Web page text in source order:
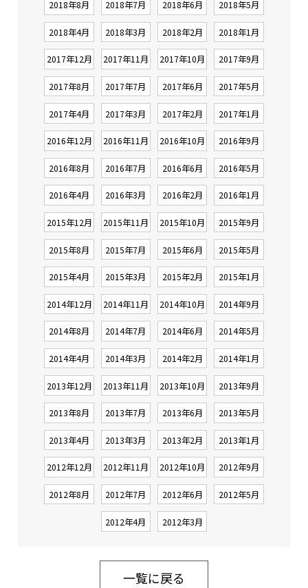
2018年8月 2018年7月 2018年6月 2018年5月
2018年4月 2018年3月 2018年2月 2018年1月
2017年12月 2017年11月 2017年10月 2017年9月
2017年8月 2017年7月 2017年6月 2017年5月
2017年4月 2017年3月 2017年2月 2017年1月
2016年12月 2016年11月 2016年10月 2016年9月
2016年8月 2016年7月 2016年6月 2016年5月
2016年4月 2016年3月 2016年2月 2016年1月
2015年12月 2015年11月 2015年10月 2015年9月
2015年8月 2015年7月 2015年6月 2015年5月
2015年4月 2015年3月 2015年2月 2015年1月
2014年12月 2014年11月 2014年10月 2014年9月
2014年8月 2014年7月 2014年6月 2014年5月
2014年4月 2014年3月 2014年2月 2014年1月
2013年12月 2013年11月 2013年10月 2013年9月
2013年8月 2013年7月 2013年6月 2013年5月
2013年4月 2013年3月 2013年2月 2013年1月
2012年12月 2012年11月 2012年10月 2012年9月
2012年8月 2012年7月 2012年6月 2012年5月
2012年4月 2012年3月
一覧に戻る